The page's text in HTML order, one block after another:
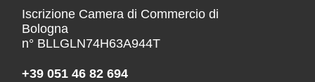
Iscrizione Camera di Commercio di
Bologna
n° BLLGLN74H63A944T
+39 051 46 82 694